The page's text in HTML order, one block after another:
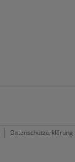
Datenschutzerklärung